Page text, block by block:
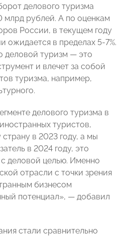
делового туризма
млрд рублей. А по оценкам
России, в текущем году
ожидается в пределах 5-7%.
деловой туризм — это
и влечет за собой
туризма, например,
делового туризма в
туристов,
в 2023 году, а мы
в 2024 году, это
деловой целью. Именно
отрасли с точки зрения
бизнесом
потенциал», — добавил
стали сравнительно